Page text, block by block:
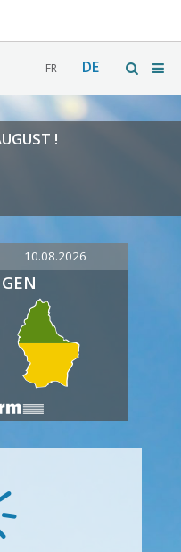
FR DE
!
10.08.2026